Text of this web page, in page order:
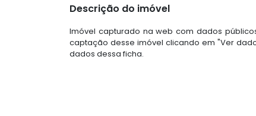
Descrição do imóvel
Imóvel capturado na web com dados
captação desse imóvel clicando em "Ver
dados dessa ficha.